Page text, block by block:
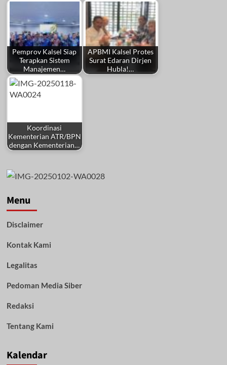
Pemprov Kalsel Siap
Terapkan Sistem
Manajemen…
APBMI Kalsel Protes
Surat Edaran Dirjen
Hubla!…
Koordinasi
Kementerian ATR/BPN
dengan Kementerian…
Menu
Disclaimer
Kontak Kami
Legalitas
Pedoman Media Siber
Redaksi
Tentang Kami
Kalendar